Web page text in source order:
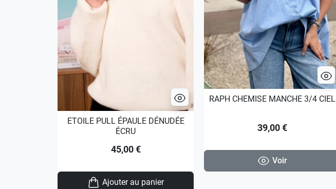
ETOILE PULL ÉPAULE DÉNUDÉE
ÉCRU
45,00 €
Ajouter au panier
RAPH CHEMISE MANCHE 3/4 CIEL
39,00 €
Voir